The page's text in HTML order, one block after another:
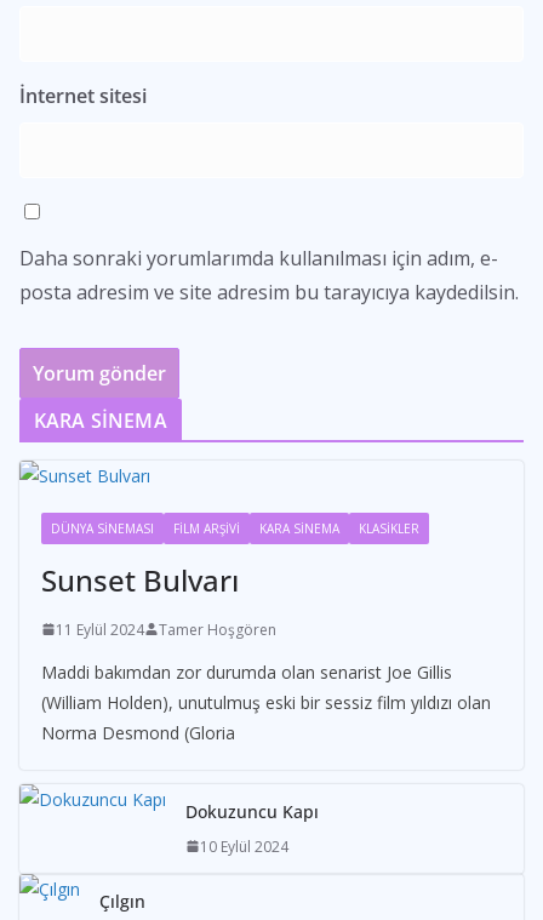
İnternet sitesi
Daha sonraki yorumlarımda kullanılması için adım, e-
posta adresim ve site adresim bu tarayıcıya kaydedilsin.
KARA SİNEMA
DÜNYA SİNEMASI FİLM ARŞİVİ KARA SİNEMA KLASİKLER
Sunset Bulvarı
11 Eylül 2024 Tamer Hoşgören
Maddi bakımdan zor durumda olan senarist Joe Gillis
(William Holden), unutulmuş eski bir sessiz film yıldızı olan
Norma Desmond (Gloria
Dokuzuncu Kapı
10 Eylül 2024
Çılgın